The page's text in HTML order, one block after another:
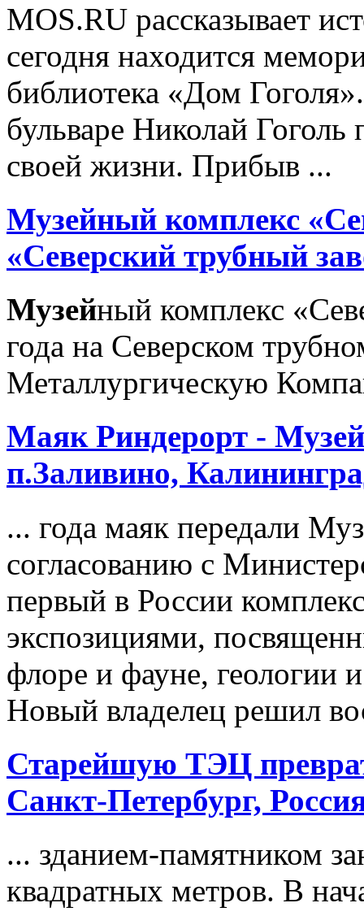
MOS.RU рассказывает
сегодня находится
библиотека «Дом
бульваре Николай Гоголь
своей жизни. Прибыв ...
Музейный комплекс
«Северский трубный
Музейный комплекс
года на Северском
Металлургическую
Маяк Риндерорт - Музей
п.Заливино,
... года маяк передали
согласованию с
первый в России
экспозициями,
флоре и фауне, геологии
Новый владелец решил
Старейшую ТЭЦ
Санкт-Петербург,
... зданием-памятником
квадратных метров. В